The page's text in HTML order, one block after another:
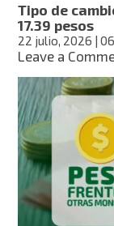
Tipo de
17.39 pesos
22 julio, 2026 |
Leave a